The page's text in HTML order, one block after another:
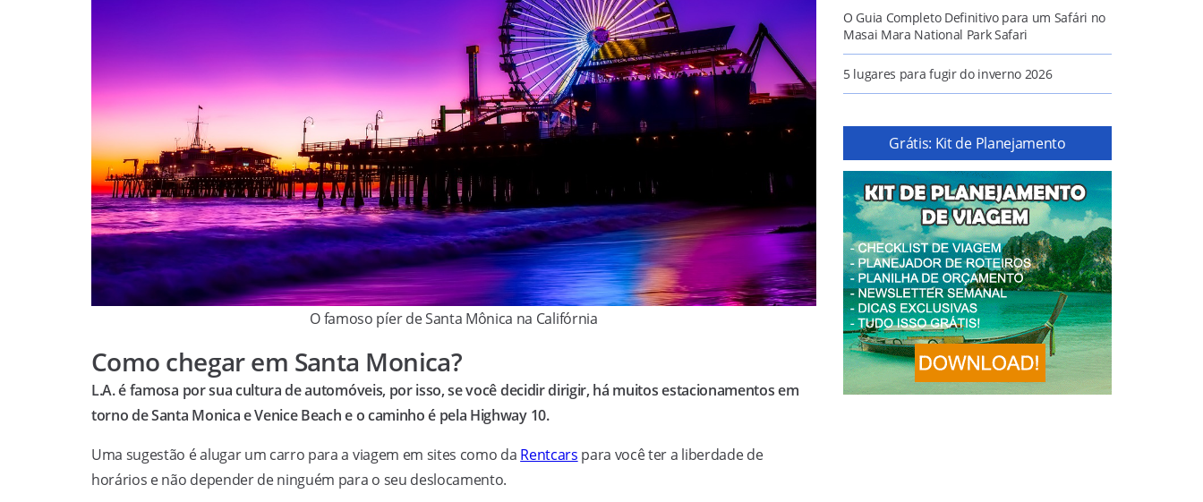
O famoso píer de Santa Mônica na Califórnia
Como chegar em Santa Monica?
L.A. é famosa por sua cultura de automóveis, por isso, se você decidir dirigir, há muitos estacionamentos em
torno de Santa Monica e Venice Beach e o caminho é pela Highway 10.
Uma sugestão é alugar um carro para a viagem em sites como da Rentcars para você ter a liberdade de
horários e não depender de ninguém para o seu deslocamento.
O Guia Completo Definitivo para um Safári no
Masai Mara National Park Safari
5 lugares para fugir do inverno 2026
Grátis: Kit de Planejamento